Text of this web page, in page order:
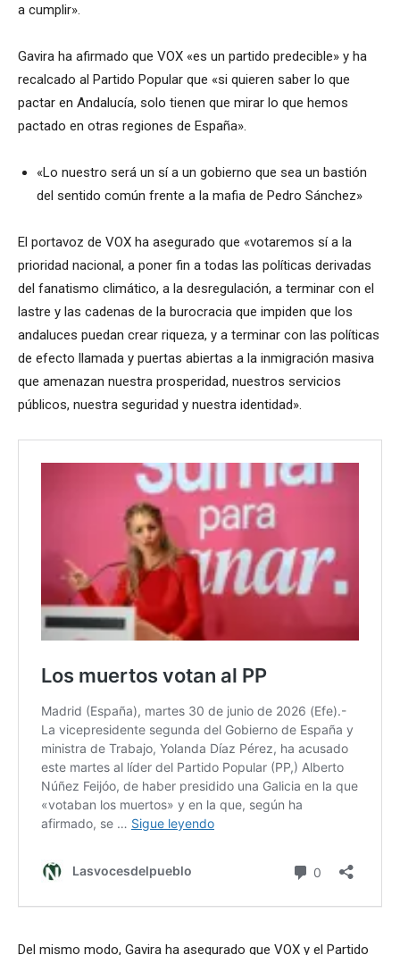
a cumplir».
Gavira ha afirmado que VOX «es un partido predecible» y ha
recalcado al Partido Popular que «si quieren saber lo que
pactar en Andalucía, solo tienen que mirar lo que hemos
pactado en otras regiones de España».
«Lo nuestro será un sí a un gobierno que sea un bastión
del sentido común frente a la mafia de Pedro Sánchez»
El portavoz de VOX ha asegurado que «votaremos sí a la
prioridad nacional, a poner fin a todas las políticas derivadas
del fanatismo climático, a la desregulación, a terminar con el
lastre y las cadenas de la burocracia que impiden que los
andaluces puedan crear riqueza, y a terminar con las políticas
de efecto llamada y puertas abiertas a la inmigración masiva
que amenazan nuestra prosperidad, nuestros servicios
públicos, nuestra seguridad y nuestra identidad».
Del mismo modo, Gavira ha asegurado que VOX y el Partido